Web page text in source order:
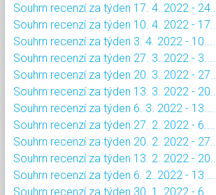
Souhrn recenzí za týden 17. 4. 2022 - 24....
Souhrn recenzí za týden 10. 4. 2022 - 17....
Souhrn recenzí za týden 3. 4. 2022 - 10....
Souhrn recenzí za týden 27. 3. 2022 - 3....
Souhrn recenzí za týden 20. 3. 2022 - 27....
Souhrn recenzí za týden 13. 3. 2022 - 20....
Souhrn recenzí za týden 6. 3. 2022 - 13....
Souhrn recenzí za týden 27. 2. 2022 - 6....
Souhrn recenzí za týden 20. 2. 2022 - 27....
Souhrn recenzí za týden 13. 2. 2022 - 20....
Souhrn recenzí za týden 6. 2. 2022 - 13....
Souhrn recenzí za týden 30. 1. 2022 - 6....